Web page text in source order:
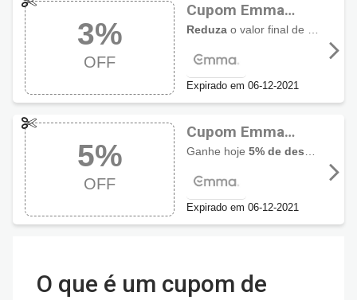
3%
OFF
Cupom Emma
Colchões 3% OFF
Reduza o valor final de sua compra com
Expirado em 06-12-2021
5%
OFF
Cupom Emma
Colchões 5% OFF
Ganhe hoje5% de desconto
Expirado em 06-12-2021
O que é um cupom de